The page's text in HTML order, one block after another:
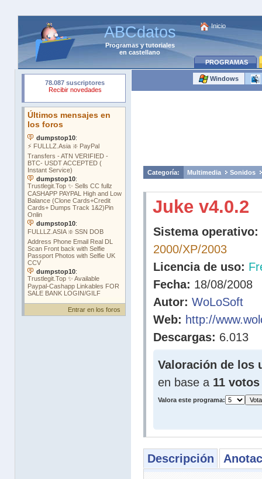
ABCdatos
Programasytutoriales
en castellano
Inicio
PROGRAMAS
Entrar en los foros
Windows
Categoría: Multimedia Sonidos
Juke v4.0.2
Sistema operativo:
2000/XP/2003
Licencia de uso:
Fecha: 18/08/2008
Autor: WoLoSoft
Web: http://
Descargas: 6.013
Valoración de los
en base a 11 votos
Valora este programa:
Descripción